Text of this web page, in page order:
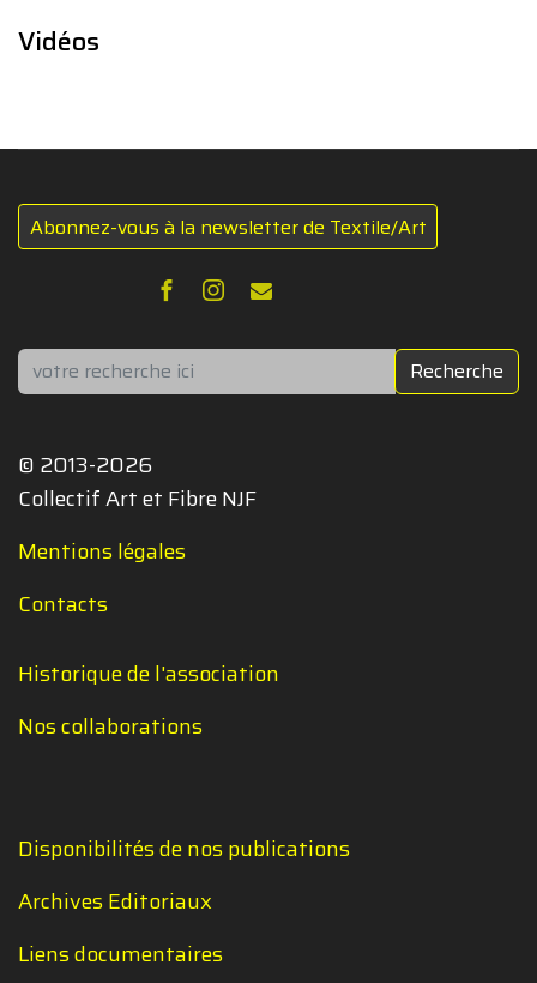
Vidéos
Abonnez-vous à la newsletter de Textile/Art
Rechercher Recherche
© 2013-2026
Collectif Art et Fibre NJF
Mentions légales
Contacts
Historique de l'association
Nos collaborations
Disponibilités de nos publications
Archives Editoriaux
Liens documentaires